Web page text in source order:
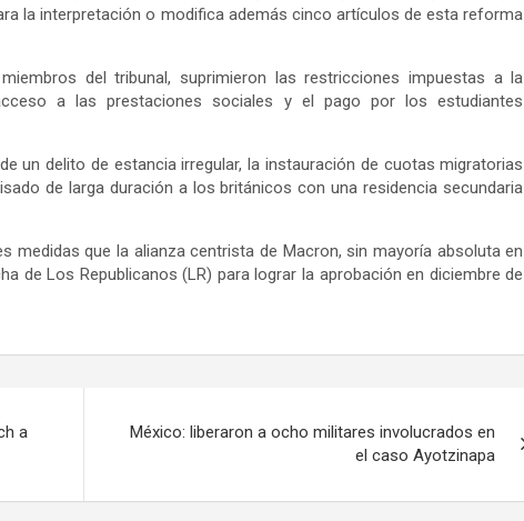
la interpretación o modifica además cinco artículos de esta reforma
del tribunal, suprimieron las restricciones impuestas a la
a las prestaciones sociales y el pago por los estudiantes
un delito de estancia irregular, la instauración de cuotas migratorias
de larga duración a los británicos con una residencia secundaria
medidas que la alianza centrista de Macron, sin mayoría absoluta en
de Los Republicanos (LR) para lograr la aprobación en diciembre de
a
México: liberaron a ocho militares involucrados en
el caso Ayotzinapa